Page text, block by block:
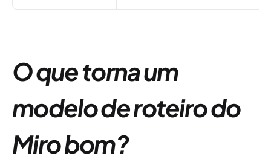
O que torna um
modelo de roteiro do
Miro bom?